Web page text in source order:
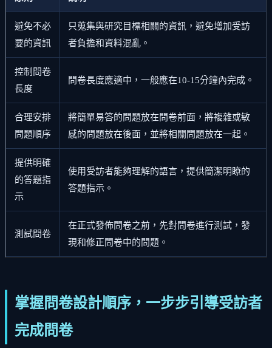
避免不必
要的資訊
只蒐集與研究目標相關的資訊，避免增加受訪
者負擔和資料混亂。
控制問卷
長度
問卷長度應適中，一般應在10-15分鐘內完成。
合理安排
問題順序
將簡單易答的問題放在問卷前面，將複雜或敏
感的問題放在後面，並將相關問題放在一起。
提供明確
的答題指
示
使用受訪者能夠理解的語言，提供簡潔明瞭的
答題指示。
測試問卷
在正式發佈問卷之前，先對問卷進行測試，發
現和修正問卷中的問題。
掌握問卷設計順序，一步步引導受訪者
完成問卷